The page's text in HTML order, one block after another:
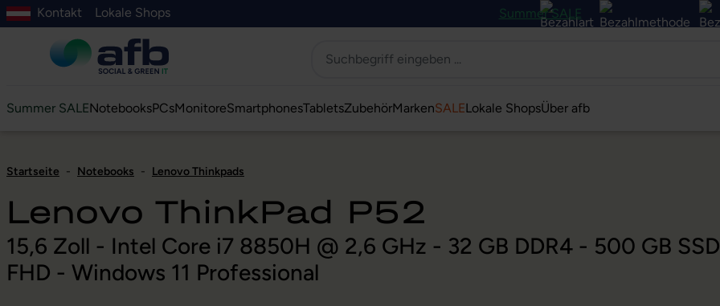
springen
Suche springen
Zur Hauptnavigation springen
Zur Navigation der B2B-Plattform springen
Kontakt Lokale Shops Summer SALE
Summer SALENotebooksPCsMonitoreSmartphonesTabletsZubehörMarkenSALELokale ShopsÜber afb
Startseite - Notebooks - Lenovo Thinkpads
Lenovo ThinkPad P52
15,6 Zoll - Intel Core i7 8850H @ 2,6 GHz - 32 GB DDR4 - 500 GB
FHD - Windows 11 Professional